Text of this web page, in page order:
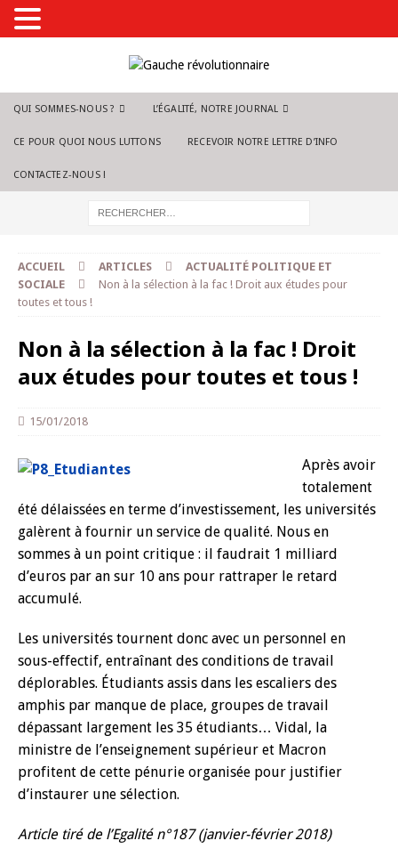
QUI SOMMES-NOUS ? L’ÉGALITÉ, NOTRE JOURNAL
CE POUR QUOI NOUS LUTTONS RECEVOIR NOTRE LETTRE D’INFO
CONTACTEZ-NOUS !
ACCUEIL ARTICLES
ACTUALITÉ POLITIQUE ET
SOCIALE
Non à la sélection à la fac ! Droit aux études pour
toutes et tous !
Non à la sélection à la fac ! Droit
aux études pour toutes et tous !
15/01/2018
Après avoir
totalement
été délaissées en terme d’investissement, les universités
galèrent à fournir un service de qualité. Nous en
sommes à un point critique : il faudrait 1 milliard
d’euros par an sur 10 ans pour rattraper le retard
accumulé.
Les universités tournent donc avec un personnel en
sous-effectif, entraînant des conditions de travail
déplorables. Étudiants assis dans les escaliers des
amphis par manque de place, groupes de travail
dépassant largement les 35 étudiants… Vidal, la
ministre de l’enseignement supérieur et Macron
profitent de cette pénurie organisée pour justifier
d’instaurer une sélection.
Article tiré de l’Egalité n°187 (janvier-février 2018)